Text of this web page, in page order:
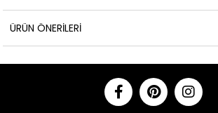
ÜRÜN ÖNERILERI